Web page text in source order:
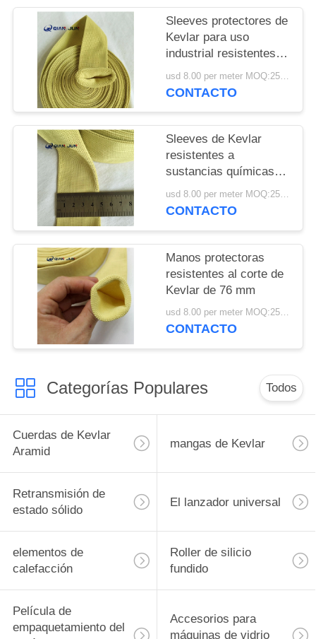
DEL
SITIO
PRIVACY
POLICY
Sleeves protectores de
Kevlar para uso
industrial resistentes a
la abrasión y el
desgarro
usd 8.00 per meter MOQ:25 metros
CONTACTO
Sleeves de Kevlar
resistentes a
sustancias químicas
con protección de corte
de nivel 4
usd 8.00 per meter MOQ:25 metros
CONTACTO
Manos protectoras
resistentes al corte de
Kevlar de 76 mm
usd 8.00 per meter MOQ:25 metros
CONTACTO
Categorías Populares Todos
Cuerdas de Kevlar
Aramid
mangas de Kevlar
Retransmisión de
estado sólido
El lanzador universal
elementos de
calefacción
Roller de silicio
fundido
Película de
empaquetamiento del
Accesorios para
máquinas de vidrio